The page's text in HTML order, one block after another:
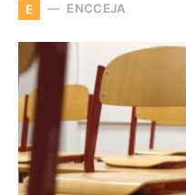
E ENCCEJA